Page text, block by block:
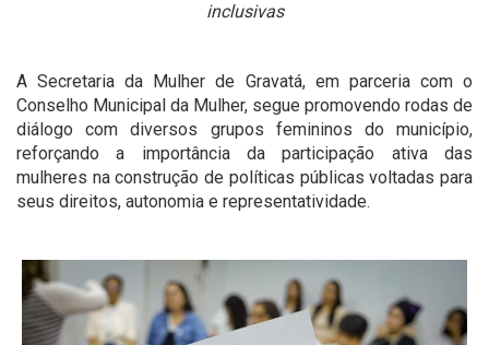
inclusivas
A Secretaria da Mulher de Gravatá, em parceria com o
Conselho Municipal da Mulher, segue promovendo rodas de
diálogo com diversos grupos femininos do município,
reforçando a importância da participação ativa das
mulheres na construção de políticas públicas voltadas para
seus direitos, autonomia e representatividade.